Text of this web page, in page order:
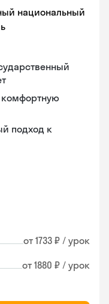
национальный
комфортную
подход к
от 1733 ₽ / урок
от 1880 ₽ / урок